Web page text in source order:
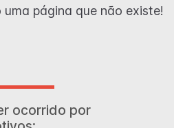
página que não existe!
ocorrido por